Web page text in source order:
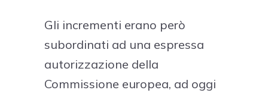
Gli incrementi erano però
subordinati ad una espressa
autorizzazione della
Commissione europea, ad oggi